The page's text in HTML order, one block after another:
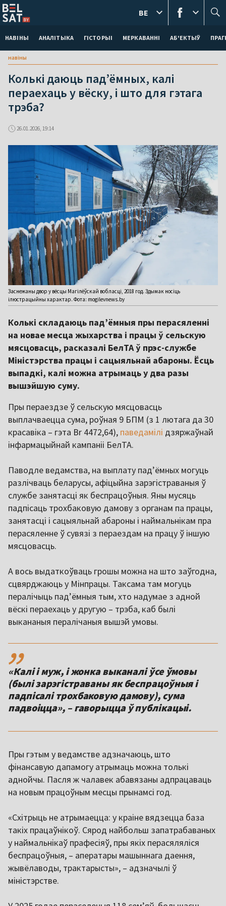
НАВІНЫ АНАЛІТЫКА ГІСТОРЫІ МЕРКАВАННI АБ'ЕКТЫЎ
BE
навіны
Колькі даюць пад’ёмных, калі
пераехаць у вёску, і што для гэтага
трэба?
26.01.2026, 19:14
Заснежаны двор у вёсцы Магілёўскай вобласці, 2018 год. Здымак носіць
ілюстрацыйны характар. Фота: mogilevnews.by
Колькі складаюць падʼёмныя пры перасяленні
на новае месца жыхарства і працы ў сельскую
мясцовасць, расказалі БелТА ў прэс-службе
Міністэрства працы і сацыяльнай абароны. Ёсць
выпадкі, калі можна атрымаць у два разы
вышэйшую суму.
Пры пераездзе ў сельскую мясцовасць
выплачваецца сума, роўная 9 БПМ (з 1 лютага да 30
красавіка – гэта Br 4472,64), паведамілі дзяржаўнай
інфармацыйнай кампаніі БелТА.
Паводле ведамства, на выплату падʼёмных могуць
разлічваць беларусы, афіцыйна зарэгістраваныя ў
службе занятасці як беспрацоўныя. Яны мусяць
падпісаць трохбаковую дамову з органам па працы,
занятасці і сацыяльнай абароны і наймальнікам пра
перасяленне ў сувязі з пераездам на працу ў іншую
мясцовасць.
А вось выдаткоўваць грошы можна на што заўгодна,
сцвярджаюць у Мінпрацы. Таксама там могуць
пералічыць падʼёмныя тым, хто надумае з адной
вёскі пераехаць у другую – трэба, каб былі
выкананыя пералічаныя вышэй умовы.
,,
«Калі і муж, і жонка выканалі ўсе ўмовы
(былі зарэгістраваны як беспрацоўныя і
падпісалі трохбаковую дамову), сума
падвоіцца», – гаворыцца ў публікацыі.
Пры гэтым у ведамстве адзначаюць, што
фінансавую дапамогу атрымаць можна толькі
аднойчы. Пасля ж чалавек абавязаны адпрацаваць
на новым працоўным месцы прынамсі год.
«Схітрыць не атрымаецца: у краіне вядзецца база
такіх працаўнікоў. Сярод найбольш запатрабаваных
у наймальнікаў прафесіяў, пры якіх перасяляліся
беспрацоўныя, – аператары машыннага даення,
жывёлаводы, трактарысты», – адзначылі ў
міністэрстве.